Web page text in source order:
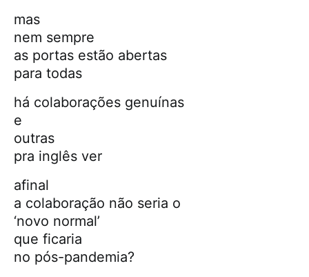
mas
nem sempre
as portas estão abertas
para todas
há colaborações genuínas
e
outras
pra inglês ver
afinal
a colaboração não seria o
‘novo normal’
que ficaria
no pós-pandemia?